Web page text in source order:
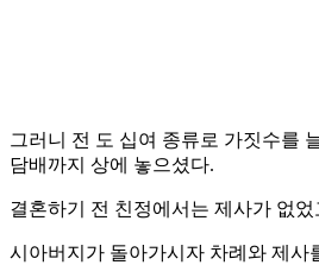
그러니 전 도 십여 종류로 가짓수를
담배까지 상에 놓으셨다.
결혼하기 전 친정에서는 제사가 없
시아버지가 돌아가시자 차례와 제사